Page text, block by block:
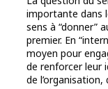
importante dans
sens à “donner”
premier. En
moyen pour
de renforcer leur
de